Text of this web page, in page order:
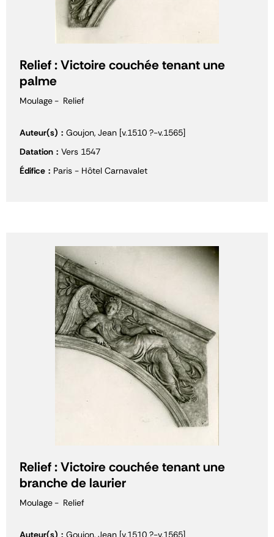
Relief : Victoire couchée tenant une
palme
Moulage Relief
Auteur(s)
Goujon, Jean [v.1510 ?-v.1565]
Datation
Vers 1547
Édifice
Paris - Hôtel Carnavalet
Relief : Victoire couchée tenant une
branche de laurier
Moulage Relief
Auteur(s) Goujon, Jean [v.1510 ?-v.1565]